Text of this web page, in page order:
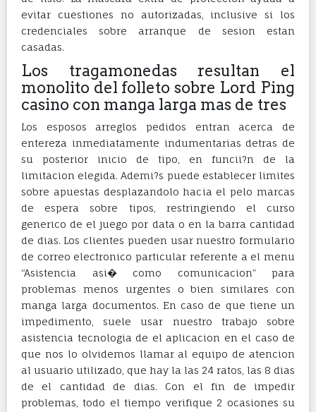
evitar cuestiones no autorizadas, inclusive si los
credenciales sobre arranque de sesion estan
casadas.
Los tragamonedas resultan el
monolito del folleto sobre Lord Ping
casino con manga larga mas de tres
Los esposos arreglos pedidos entran acerca de
entereza inmediatamente indumentarias detras de
su posterior inicio de tipo, en funcii?n de la
limitacion elegida. Ademi?s puede establecer limites
sobre apuestas desplazandolo hacia el pelo marcas
de espera sobre tipos, restringiendo el curso
generico de el juego por data o en la barra cantidad
de dias. Los clientes pueden usar nuestro formulario
de correo electronico particular referente a el menu
“Asistencia asi� como comunicacion” para
problemas menos urgentes o bien similares con
manga larga documentos. En caso de que tiene un
impedimento, suele usar nuestro trabajo sobre
asistencia tecnologia de el aplicacion en el caso de
que nos lo olvidemos llamar al equipo de atencion
al usuario utilizado, que hay la las 24 ratos, las 8 dias
de el cantidad de dias. Con el fin de impedir
problemas, todo el tiempo verifique 2 ocasiones su